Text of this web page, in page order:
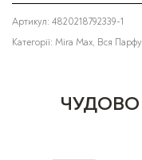
Артикул: 4820218792339-1
Категорії: Mira Max, Вся